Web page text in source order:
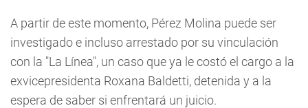
A partir de este momento, Pérez Molina puede ser
investigado e incluso arrestado por su vinculación
con la "La Línea", un caso que ya le costó el cargo a la
exvicepresidenta Roxana Baldetti, detenida y a la
espera de saber si enfrentará un juicio.